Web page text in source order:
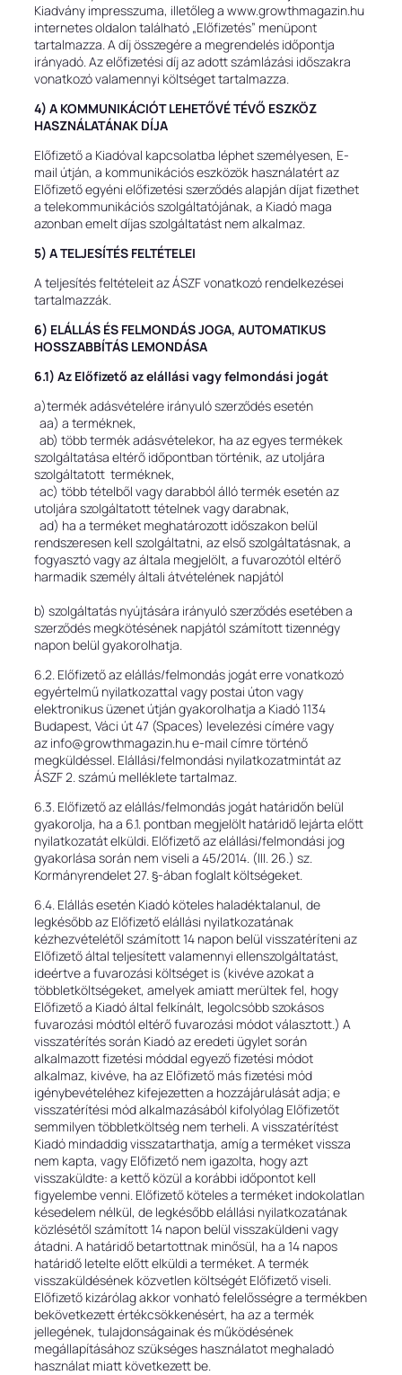
Kiadvány impresszuma, illetőleg a www.growthmagazin.hu
internetes oldalon található „Előfizetés” menüpont
tartalmazza. A díj összegére a megrendelés időpontja
irányadó. Az előfizetési díj az adott számlázási időszakra
vonatkozó valamennyi költséget tartalmazza.
4) A KOMMUNIKÁCIÓT LEHETŐVÉ TÉVŐ ESZKÖZ
HASZNÁLATÁNAK DÍJA
Előfizető a Kiadóval kapcsolatba léphet személyesen, E-
mail útján, a kommunikációs eszközök használatért az
Előfizető egyéni előfizetési szerződés alapján díjat fizethet
a telekommunikációs szolgáltatójának, a Kiadó maga
azonban emelt díjas szolgáltatást nem alkalmaz.
5) A TELJESÍTÉS FELTÉTELEI
A teljesítés feltételeit az ÁSZF vonatkozó rendelkezései
tartalmazzák.
6) ELÁLLÁS ÉS FELMONDÁS JOGA, AUTOMATIKUS
HOSSZABBÍTÁS LEMONDÁSA
6.1) Az Előfizető az elállási vagy felmondási jogát
a)termék adásvételére irányuló szerződés esetén
aa) a terméknek,
ab) több termék adásvételekor, ha az egyes termékek
szolgáltatása eltérő időpontban történik, az utoljára
szolgáltatott terméknek,
ac) több tételből vagy darabból álló termék esetén az
utoljára szolgáltatott tételnek vagy darabnak,
ad) ha a terméket meghatározott időszakon belül
rendszeresen kell szolgáltatni, az első szolgáltatásnak, a
fogyasztó vagy az általa megjelölt, a fuvarozótól eltérő
harmadik személy általi átvételének napjától
b) szolgáltatás nyújtására irányuló szerződés esetében a
szerződés megkötésének napjától számított tizennégy
napon belül gyakorolhatja.
6.2. Előfizető az elállás/felmondás jogát erre vonatkozó
egyértelmű nyilatkozattal vagy postai úton vagy
elektronikus üzenet útján gyakorolhatja a Kiadó 1134
Budapest, Váci út 47 (Spaces) levelezési címére vagy
az info@growthmagazin.hu e-mail címre történő
megküldéssel. Elállási/felmondási nyilatkozatmintát az
ÁSZF 2. számú melléklete tartalmaz.
6.3. Előfizető az elállás/felmondás jogát határidőn belül
gyakorolja, ha a 6.1. pontban megjelölt határidő lejárta előtt
nyilatkozatát elküldi. Előfizető az elállási/felmondási jog
gyakorlása során nem viseli a 45/2014. (III. 26.) sz.
Kormányrendelet 27. §-ában foglalt költségeket.
6.4. Elállás esetén Kiadó köteles haladéktalanul, de
legkésőbb az Előfizető elállási nyilatkozatának
kézhezvételétől számított 14 napon belül visszatéríteni az
Előfizető által teljesített valamennyi ellenszolgáltatást,
ideértve a fuvarozási költséget is (kivéve azokat a
többletköltségeket, amelyek amiatt merültek fel, hogy
Előfizető a Kiadó által felkínált, legolcsóbb szokásos
fuvarozási módtól eltérő fuvarozási módot választott.) A
visszatérítés során Kiadó az eredeti ügylet során
alkalmazott fizetési móddal egyező fizetési módot
alkalmaz, kivéve, ha az Előfizető más fizetési mód
igénybevételéhez kifejezetten a hozzájárulását adja; e
visszatérítési mód alkalmazásából kifolyólag Előfizetőt
semmilyen többletköltség nem terheli. A visszatérítést
Kiadó mindaddig visszatarthatja, amíg a terméket vissza
nem kapta, vagy Előfizető nem igazolta, hogy azt
visszaküldte: a kettő közül a korábbi időpontot kell
figyelembe venni. Előfizető köteles a terméket indokolatlan
késedelem nélkül, de legkésőbb elállási nyilatkozatának
közlésétől számított 14 napon belül visszaküldeni vagy
átadni. A határidő betartottnak minősül, ha a 14 napos
határidő letelte előtt elküldi a terméket. A termék
visszaküldésének közvetlen költségét Előfizető viseli.
Előfizető kizárólag akkor vonható felelősségre a termékben
bekövetkezett értékcsökkenésért, ha az a termék
jellegének, tulajdonságainak és működésének
megállapításához szükséges használatot meghaladó
használat miatt következett be.